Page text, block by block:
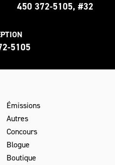
450 372-5105, #32
5105
Émissions
Autres
Concours
Blogue
Boutique